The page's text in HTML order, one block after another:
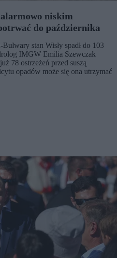
niskim
do października
stan Wisły spadł do 103
IMGW Emilia Szewczak
78 ostrzeżeń przed suszą
opadów może się ona utrzymać